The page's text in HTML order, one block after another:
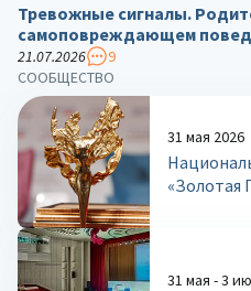
СООБЩЕСТВО
31 мая 2026
«Золотая
31 мая - 3
Тревожные сигналы.
самоповреждающем
21.07.2026 9